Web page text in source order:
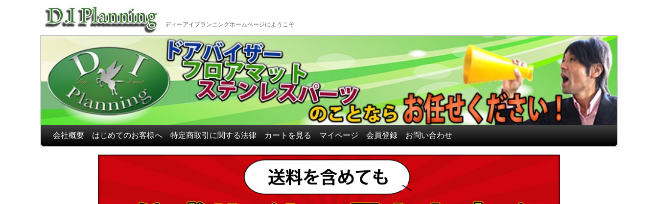
ディーアイプランニングホームページにようこそ
会社概要 はじめてのお客様へ 特定商取引に関する法律 カートを見る マイページ 会員登録 お問い合わせ